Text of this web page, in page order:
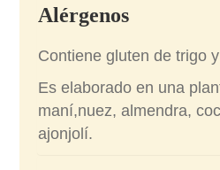
Alérgenos
Contiene gluten de trigo
Es elaborado en una
maní,nuez, almendra,
ajonjolí.